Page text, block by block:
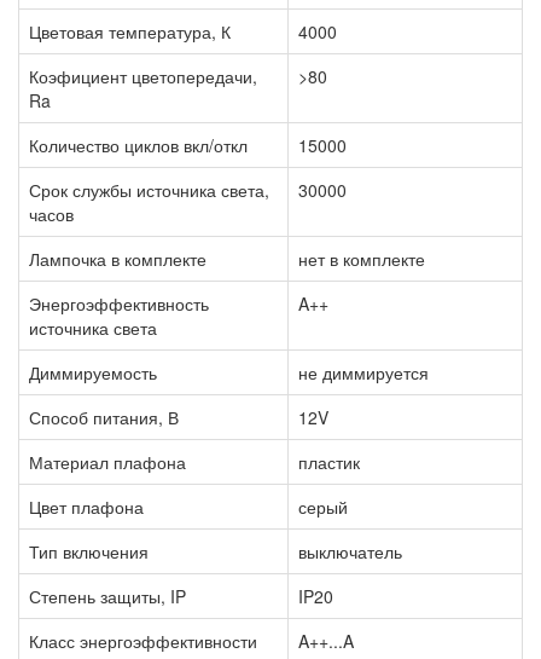
Цветовая температура, К
4000
Коэфициент цветопередачи,
Ra
>80
Количество циклов вкл/откл
15000
Срок службы источника света,
часов
30000
Лампочка в комплекте
нет в комплекте
Энергоэффективность
источника света
A++
Диммируемость
не диммируется
Способ питания, В
12V
Материал плафона
пластик
Цвет плафона
серый
Тип включения
выключатель
Степень защиты, IP
IP20
Класс энергоэффективности
A++...A